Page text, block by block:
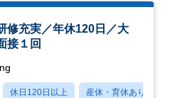
修充実／年休120日／大
接１回
休日120日以上 産休・育休あり